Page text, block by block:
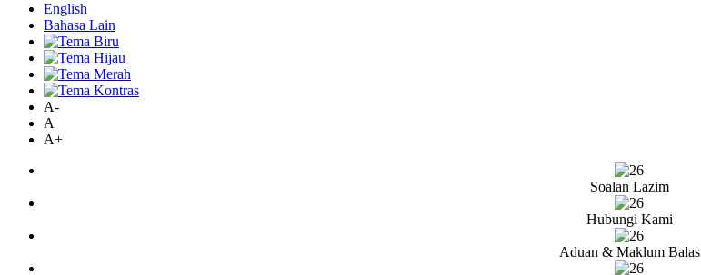
English
Bahasa Lain
A-
A
A+
Soalan Lazim
Hubungi Kami
Aduan & Maklum Balas